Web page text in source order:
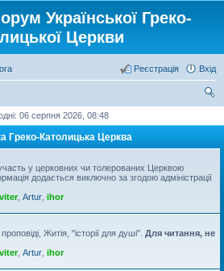
Української Греко-
Церкви
Вхід
Реєстрація
06 серпня 2026, 08:48
Греко-Католицька Церква
у церковних чи толерованих Церквою
додається виключно за згодою адміністрації
viter, Artur ihor
Житія, "історії для душі". Для читання, не
viter, Artur ihor